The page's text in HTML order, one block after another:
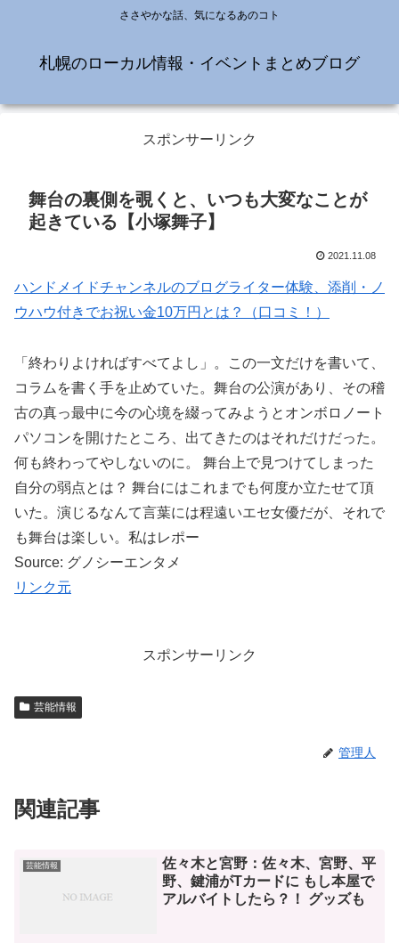
ささやかな話、気になるあのコト
札幌のローカル情報・イベントまとめブログ
スポンサーリンク
舞台の裏側を覗くと、いつも大変なことが
起きている【小塚舞子】
2021.11.08
ハンドメイドチャンネルのブログライター体験、添削・ノ
ウハウ付きでお祝い金10万円とは？（口コミ！）
「終わりよければすべてよし」。この一文だけを書いて、
コラムを書く手を止めていた。舞台の公演があり、その稽
古の真っ最中に今の心境を綴ってみようとオンボロノート
パソコンを開けたところ、出てきたのはそれだけだった。
何も終わってやしないのに。 舞台上で見つけてしまった
自分の弱点とは？ 舞台にはこれまでも何度か立たせて頂
いた。演じるなんて言葉には程遠いエセ女優だが、それで
も舞台は楽しい。私はレポー
Source: グノシーエンタメ
リンク元
スポンサーリンク
芸能情報
管理人
関連記事
芸能情報
佐々木と宮野：佐々木、宮野、平
野、鍵浦がTカードに もし本屋で
アルバイトしたら？！ グッズも